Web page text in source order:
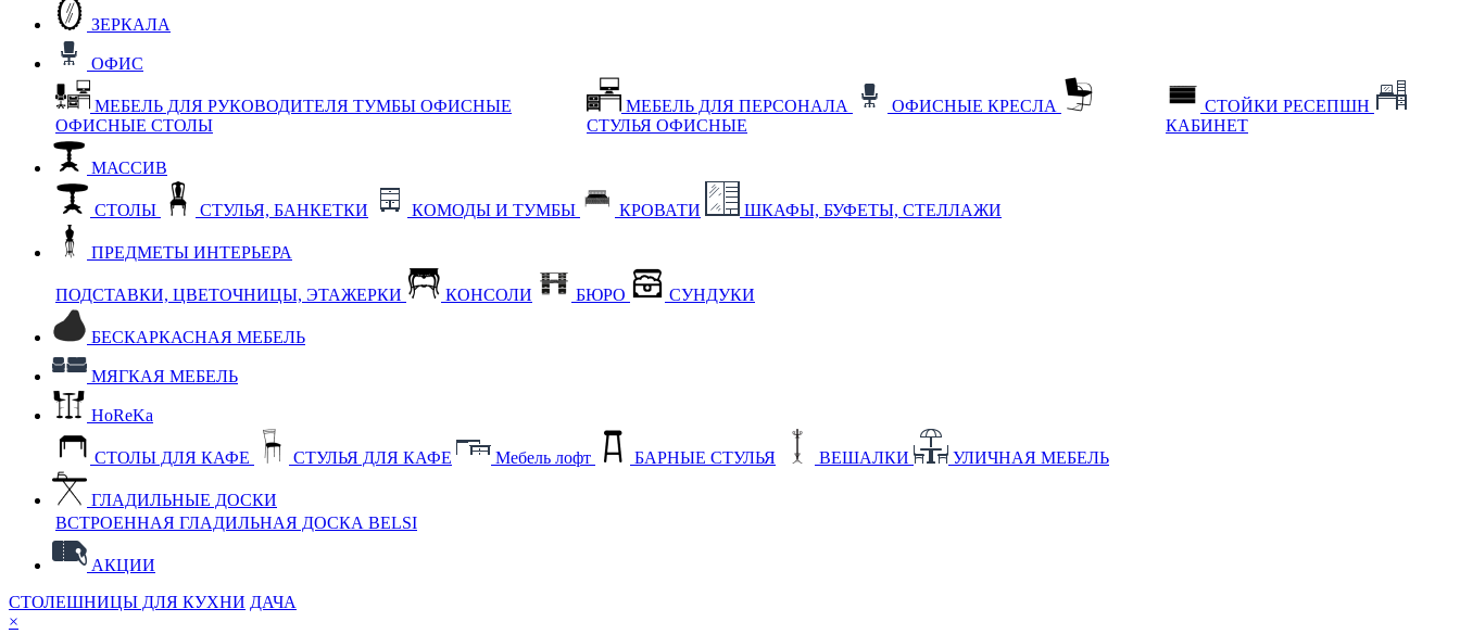
ЗЕРКАЛА
ОФИС
МЕБЕЛЬ ДЛЯ РУКОВОДИТЕЛЯ ТУМБЫ ОФИСНЫЕ
ОФИСНЫЕ СТОЛЫ
МЕБЕЛЬ ДЛЯ ПЕРСОНАЛА
ОФИСНЫЕ КРЕСЛА
СТУЛЬЯ ОФИСНЫЕ
СТОЙКИ РЕСЕПШН
КАБИНЕТ
МАССИВ
СТОЛЫ СТУЛЬЯ, БАНКЕТКИ КОМОДЫ И ТУМБЫ КРОВАТИ ШКАФЫ, БУФЕТЫ, СТЕЛЛАЖИ
ПРЕДМЕТЫ ИНТЕРЬЕРА
ПОДСТАВКИ, ЦВЕТОЧНИЦЫ, ЭТАЖЕРКИ КОНСОЛИ БЮРО СУНДУКИ
БЕСКАРКАСНАЯ МЕБЕЛЬ
МЯГКАЯ МЕБЕЛЬ
HoReKa
СТОЛЫ ДЛЯ КАФЕ СТУЛЬЯ ДЛЯ КАФЕ Мебель лофт БАРНЫЕ СТУЛЬЯ ВЕШАЛКИ УЛИЧНАЯ МЕБЕЛЬ
ГЛАДИЛЬНЫЕ ДОСКИ
ВСТРОЕННАЯ ГЛАДИЛЬНАЯ ДОСКА BELSI
АКЦИИ
СТОЛЕШНИЦЫ ДЛЯ КУХНИ ДАЧА
×